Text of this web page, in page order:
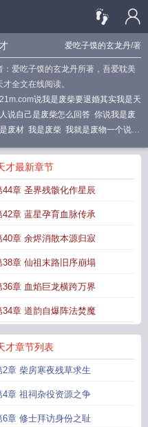
爱吃子馍的玄龙丹/著
爱吃子馍的玄龙丹所著，吾爱耽美
全文在线阅读。
说我是废柴要退婚其实我是天
说自己是废柴怎么回答 你说我是废
废材 我是废柴 我就是废物一个说
我说你是废物
说我是废物说我是废柴要退婚
才最新章节
44章 圣界残骸化作星辰
42章 蓝星孕育血脉传承
40章 余烬消散本源归寂
38章 仙祖末路旧序崩塌
36章 血焰巨龙横跨万界
34章 道韵自爆阵法焚魔
才章节列表
2章 柴房寒夜残草求生
4章 祖祠杂役资源之争
6章 修士拜访身份之耻